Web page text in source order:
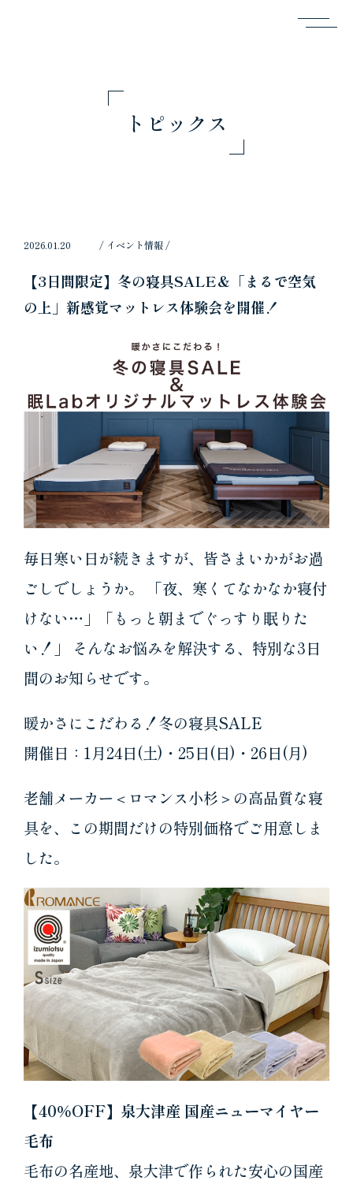
トピックス
2026.01.20 / イベント情報/
【3日間限定】冬の寝具SALE＆「まるで空気
の上」新感覚マットレス体験会を開催！
毎日寒い日が続きますが、皆さまいかがお過
ごしでしょうか。 「夜、寒くてなかなか寝付
けない…」「もっと朝までぐっすり眠りた
い！」 そんなお悩みを解決する、特別な3日
間のお知らせです。
暖かさにこだわる！冬の寝具SALE
開催日：1月24日(土)・25日(日)・26日(月)
老舗メーカー＜ロマンス小杉＞の高品質な寝
具を、この期間だけの特別価格でご用意しま
した。
【40％OFF】泉大津産 国産ニューマイヤー
毛布
毛布の名産地、泉大津で作られた安心の国産